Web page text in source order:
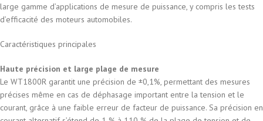
large gamme d’applications de mesure de puissance, y compris les tests
d’efficacité des moteurs automobiles.
Caractéristiques principales
Haute précision et large plage de mesure
Le WT1800R garantit une précision de ±0,1%, permettant des mesures
précises même en cas de déphasage important entre la tension et le
courant, grâce à une faible erreur de facteur de puissance. Sa précision en